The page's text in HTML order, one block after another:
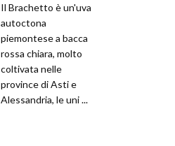
Il Brachetto è un'uva
autoctona
piemontese a bacca
rossa chiara, molto
coltivata nelle
province di Asti e
Alessandria, le uni ...